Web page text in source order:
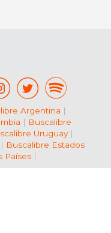
Argentina |
| Buscalibre
Uruguay|
| Buscalibre Estados
Países|